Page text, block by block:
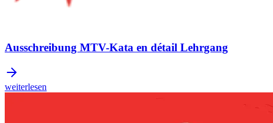
Ausschreibung MTV-Kata en détail Lehrgang
weiterlesen